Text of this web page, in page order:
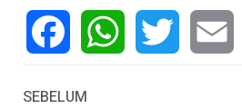
SEBELUM